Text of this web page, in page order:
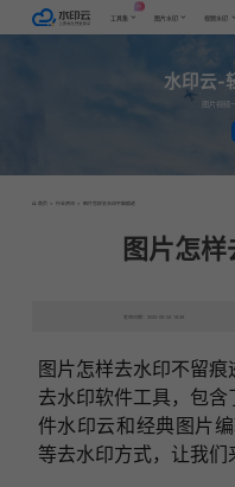
工具集 图片水印 视频水印
水印云-
图片视频
首页 > 行业资讯 > 图片怎样去水印不留痕迹
图片怎
发布日期：2022-05-24 16:26
图片怎样去水印不留
去水印软件工具，包
件水印云和经典图片
等去水印方式，让我们